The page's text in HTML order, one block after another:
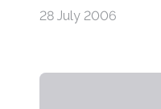
28 July 2006